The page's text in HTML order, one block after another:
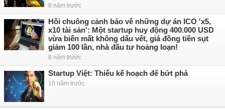
8 năm trước
Hồi chuông cảnh báo về những dự án ICO 'x5,
x10 tài sản': Một startup huy động 400.000 USD
vừa biến mất không dấu vết, giá đồng tiền sụt
giảm 100 lần, nhà đầu tư hoảng loạn!
8 năm trước
Startup Việt: Thiếu kế hoạch để bứt phá
10 năm trước